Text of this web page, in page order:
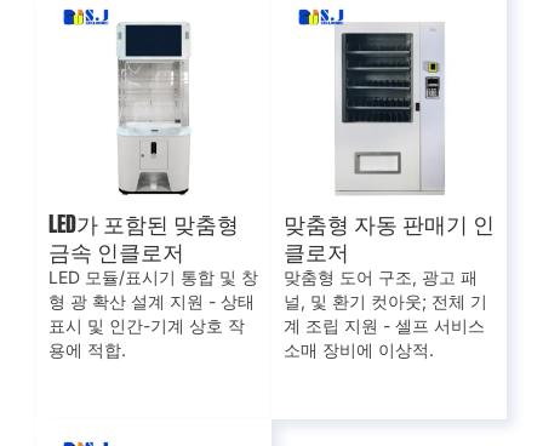
LED가 포함된 맞춤형
금속 인클로저
LED 모듈/표시기 통합 및 창
형 광 확산 설계 지원 - 상태
표시 및 인간-기계 상호 작
용에 적합.
맞춤형 자동 판매기 인
클로저
맞춤형 도어 구조, 광고 패
널, 및 환기 컷아웃; 전체 기
계 조립 지원 - 셀프 서비스
소매 장비에 이상적.